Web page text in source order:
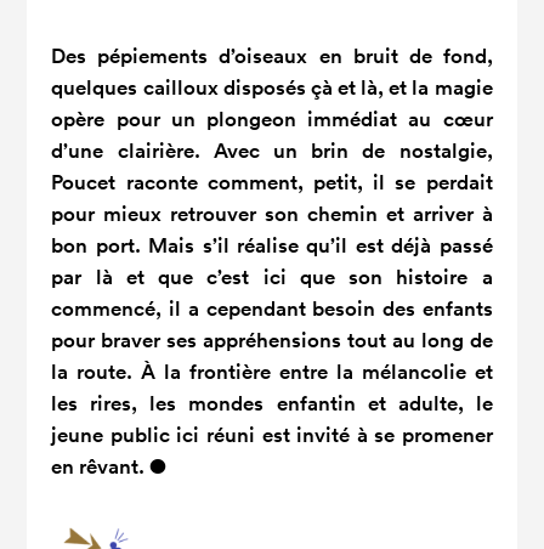
Des pépiements d’oiseaux en bruit de fond,
quelques cailloux disposés çà et là, et la magie
opère pour un plongeon immédiat au cœur
d’une clairière. Avec un brin de nostalgie,
Poucet raconte comment, petit, il se perdait
pour mieux retrouver son chemin et arriver à
bon port. Mais s’il réalise qu’il est déjà passé
par là et que c’est ici que son histoire a
commencé, il a cependant besoin des enfants
pour braver ses appréhensions tout au long de
la route. À la frontière entre la mélancolie et
les rires, les mondes enfantin et adulte, le
jeune public ici réuni est invité à se promener
en rêvant.●